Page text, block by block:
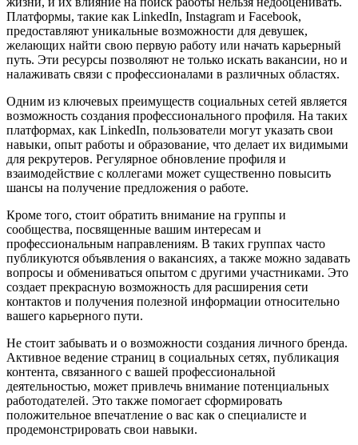
Платформы, такие как LinkedIn, Instagram и Facebook,
предоставляют уникальные возможности для девушек,
желающих найти свою первую работу или начать карьерный
путь. Эти ресурсы позволяют не только искать вакансии, но и
налаживать связи с профессионалами в различных областях.
Одним из ключевых преимуществ социальных сетей является
возможность создания профессионального профиля. На таких
платформах, как LinkedIn, пользователи могут указать свои
навыки, опыт работы и образование, что делает их видимыми
для рекрутеров. Регулярное обновление профиля и
взаимодействие с коллегами может существенно повысить
шансы на получение предложения о работе.
Кроме того, стоит обратить внимание на группы и
сообщества, посвященные вашим интересам и
профессиональным направлениям. В таких группах часто
публикуются объявления о вакансиях, а также можно задавать
вопросы и обмениваться опытом с другими участниками. Это
создает прекрасную возможность для расширения сети
контактов и получения полезной информации относительно
вашего карьерного пути.
Не стоит забывать и о возможности создания личного бренда.
Активное ведение страниц в социальных сетях, публикация
контента, связанного с вашей профессиональной
деятельностью, может привлечь внимание потенциальных
работодателей. Это также помогает сформировать
положительное впечатление о вас как о специалисте и
продемонстрировать свои навыки.